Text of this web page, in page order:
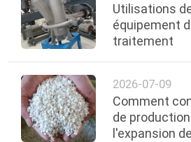
Utilisations
équipement
traitement
2026-07-09
Comment
de
l'expansion